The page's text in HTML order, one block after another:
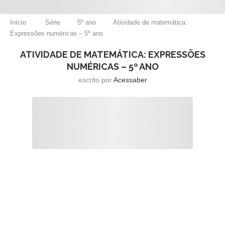
Início Série 5º ano
Atividade de matemática:
Expressões numéricas – 5º ano
ATIVIDADE DE MATEMÁTICA: EXPRESSÕES
NUMÉRICAS – 5º ANO
escrito porAcessaber